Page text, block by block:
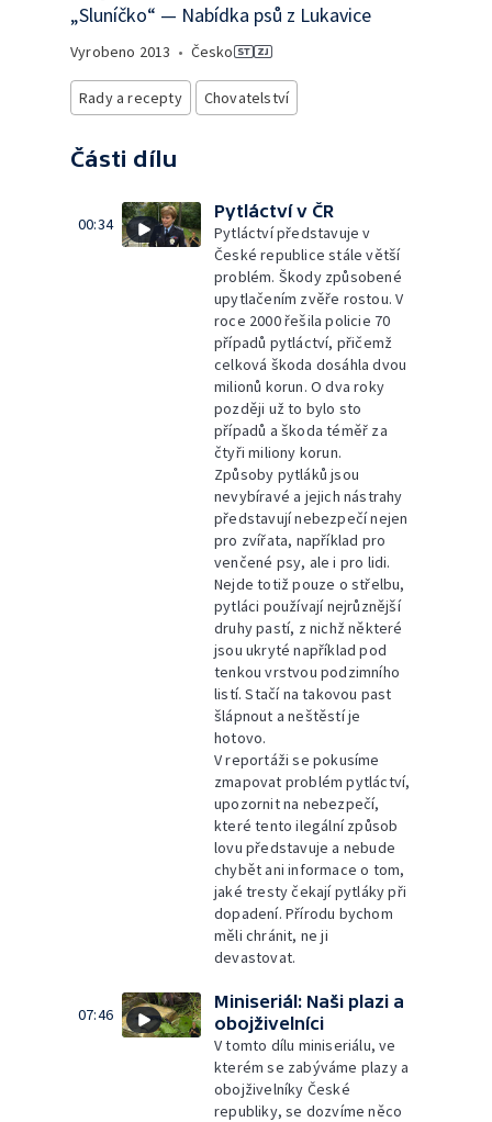
„Sluníčko“ — Nabídka psů z Lukavice
Vyrobeno 2013 • Česko
Rady a recepty Chovatelství
Části dílu
00:34
Pytláctví v ČR
Pytláctví představuje v
České republice stále větší
problém. Škody způsobené
upytlačením zvěře rostou. V
roce 2000 řešila policie 70
případů pytláctví, přičemž
celková škoda dosáhla dvou
milionů korun. O dva roky
později už to bylo sto
případů a škoda téměř za
čtyři miliony korun.
Způsoby pytláků jsou
nevybíravé a jejich nástrahy
představují nebezpečí nejen
pro zvířata, například pro
venčené psy, ale i pro lidi.
Nejde totiž pouze o střelbu,
pytláci používají nejrůznější
druhy pastí, z nichž některé
jsou ukryté například pod
tenkou vrstvou podzimního
listí. Stačí na takovou past
šlápnout a neštěstí je
hotovo.
V reportáži se pokusíme
zmapovat problém pytláctví,
upozornit na nebezpečí,
které tento ilegální způsob
lovu představuje a nebude
chybět ani informace o tom,
jaké tresty čekají pytláky při
dopadení. Přírodu bychom
měli chránit, ne ji
devastovat.
07:46
Miniseriál: Naši plazi a
obojživelníci
V tomto dílu miniseriálu, ve
kterém se zabýváme plazy a
obojživelníky České
republiky, se dozvíme něco